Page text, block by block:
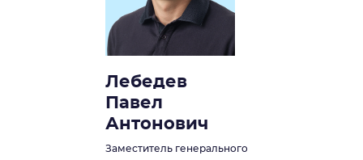
Лебедев
Павел
Антонович
Заместитель генерального